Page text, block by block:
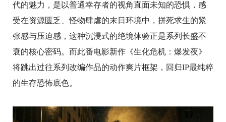
代的魅力，是以普通幸存者的视角直面未知的恐惧，感
受在资源匮乏、怪物肆虐的末日环境中，拼死求生的紧
张感与压迫感，这种沉浸式的绝境体验正是系列长盛不
衰的核心密码。而此番电影新作《生化危机：爆发夜》
将跳出过往系列改编作品的动作爽片框架，回归IP最纯粹
的生存恐怖底色。